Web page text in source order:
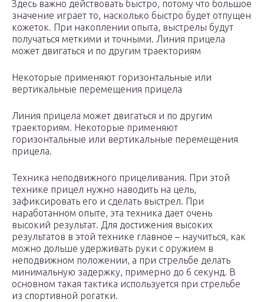
Здесь важно действовать быстро, потому что большое
значение играет то, насколько быстро будет отпущен
кожеток. При накоплении опыта, выстрелы будут
получаться меткими и точными. Линия прицела
может двигаться и по другим траекториям
Некоторые применяют горизонтальные или
вертикальные перемещения прицела
Линия прицела может двигаться и по другим
траекториям. Некоторые применяют
горизонтальные или вертикальные перемещения
прицела.
Техника неподвижного прицеливания. При этой
технике прицел нужно наводить на цель,
зафиксировать его и сделать выстрел. При
наработанном опыте, эта техника дает очень
высокий результат. Для достижения высоких
результатов в этой технике главное – научиться, как
можно дольше удерживать руки с оружием в
неподвижном положении, а при стрельбе делать
минимальную задержку, примерно до 6 секунд. В
основном такая тактика используется при стрельбе
из спортивной рогатки.